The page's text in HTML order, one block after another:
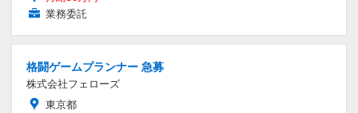
業務委託
格闘ゲームプランナー 急募
株式会社フェローズ
東京都